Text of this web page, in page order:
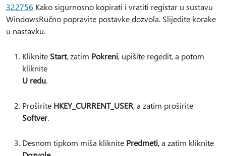
322756 Kako sigurnosno kopirati i vratiti registar u sustavu
WindowsRučno popravite postavke dozvola. Slijedite korake
u nastavku.
Kliknite Start, zatim Pokreni, upišite regedit, a potom
kliknite
U redu.
Proširite HKEY_CURRENT_USER, a zatim proširite
Softver.
Desnom tipkom miša kliknite Predmeti, a zatim kliknite